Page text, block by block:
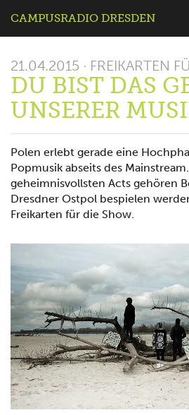
CAMPUSRADIO DRESDEN
21.04.2015 · FREIKARTEN
DU BIST DAS
UNSERER
Polen erlebt gerade eine
Popmusik abseits des
geheimnisvollsten Acts gehören
Dresdner Ostpol bespielen
Freikarten für die Show.